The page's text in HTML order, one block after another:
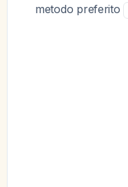
metodo preferito